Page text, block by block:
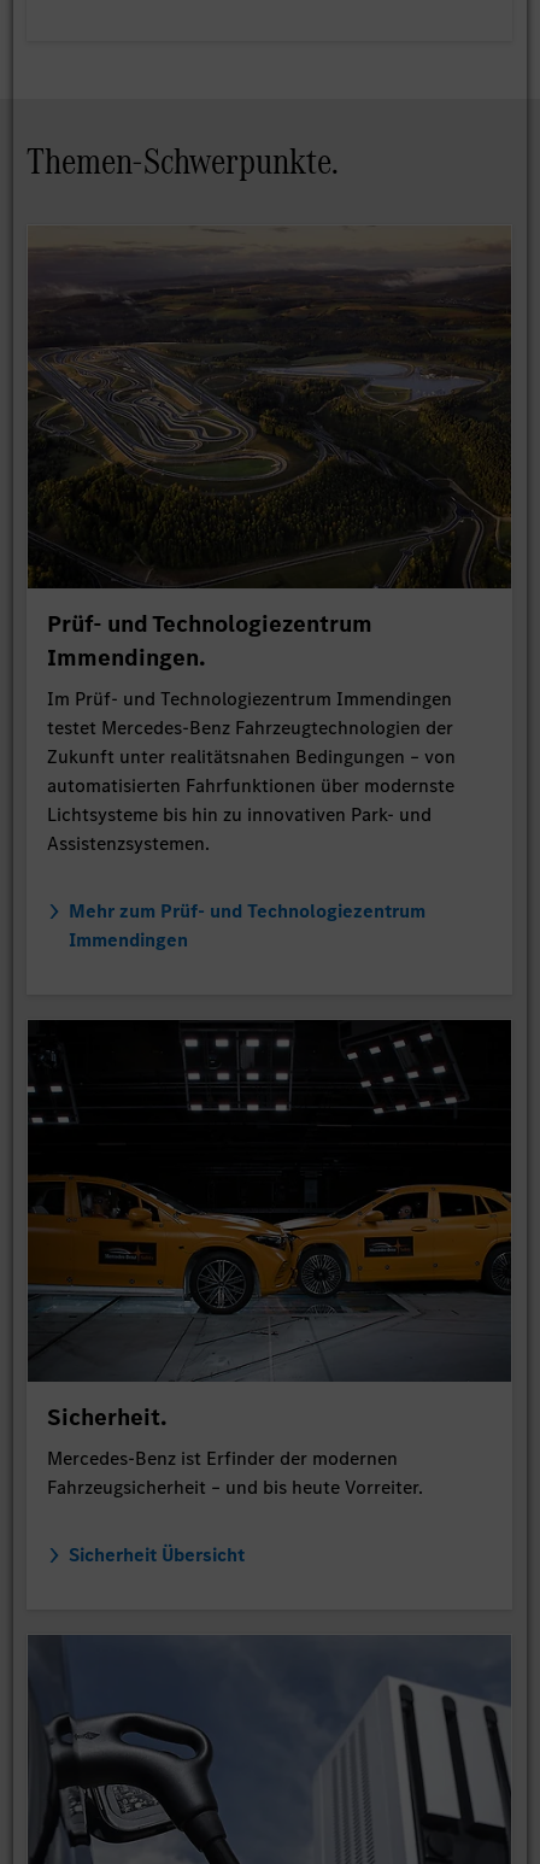
Themen-Schwerpunkte.
Prüf- und Technologiezentrum
Immendingen.
Im Prüf- und Technologiezentrum Immendingen
testet Mercedes-Benz Fahrzeugtechnologien der
Zukunft unter realitätsnahen Bedingungen – von
automatisierten Fahrfunktionen über modernste
Lichtsysteme bis hin zu innovativen Park- und
Assistenzsystemen.
Mehr zum Prüf- und Technologiezentrum
Immendingen
Sicherheit.
Mercedes-Benz ist Erfinder der modernen
Fahrzeugsicherheit – und bis heute Vorreiter.
Sicherheit Übersicht